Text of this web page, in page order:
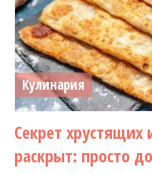
Кулинария
Секрет
раскрыт: просто